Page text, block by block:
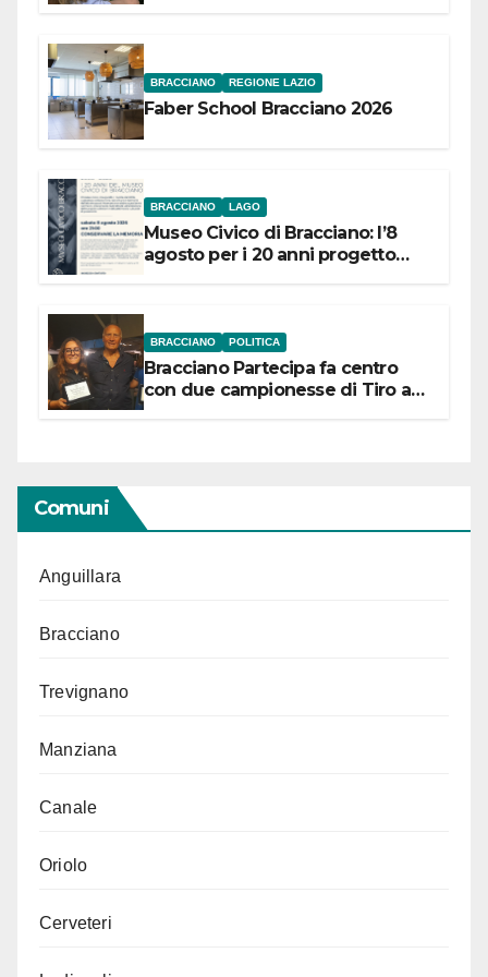
BRACCIANO REGIONE LAZIO
Faber School Bracciano 2026
BRACCIANO LAGO
Museo Civico di Bracciano: l’8
agosto per i 20 anni progetto
BRACCIANO POLITICA
Bracciano Partecipa fa centro
con due campionesse di Tiro a
Comuni
Anguillara
Bracciano
Trevignano
Manziana
Canale
Oriolo
Cerveteri